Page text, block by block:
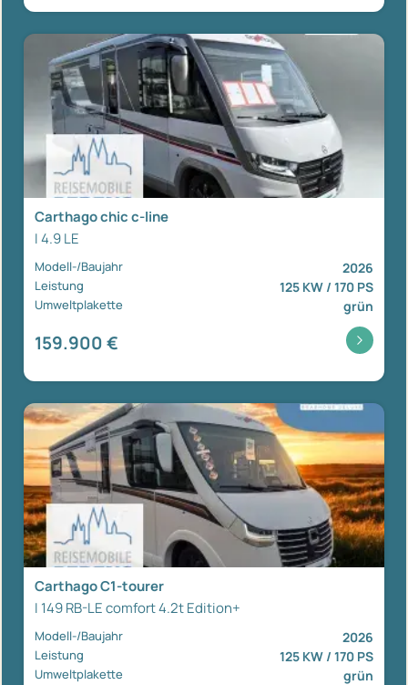
Carthago chic c-line
I 4.9 LE
Modell-/Baujahr 2026
Leistung 125 KW / 170 PS
Umweltplakette grün
159.900 €
Carthago C1-tourer
I 149 RB-LE comfort 4.2t Edition+
Modell-/Baujahr 2026
Leistung 125 KW / 170 PS
Umweltplakette grün